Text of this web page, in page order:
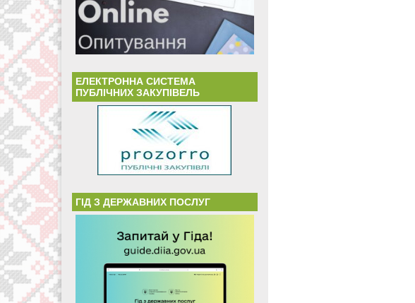
ЕЛЕКТРОННА СИСТЕМА
ПУБЛІЧНИХ ЗАКУПІВЕЛЬ
ГІД З ДЕРЖАВНИХ ПОСЛУГ